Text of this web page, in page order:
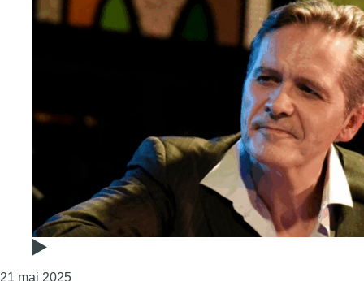
21 mai 2025Consulter l'article "Jeanfrançois Prins revient à